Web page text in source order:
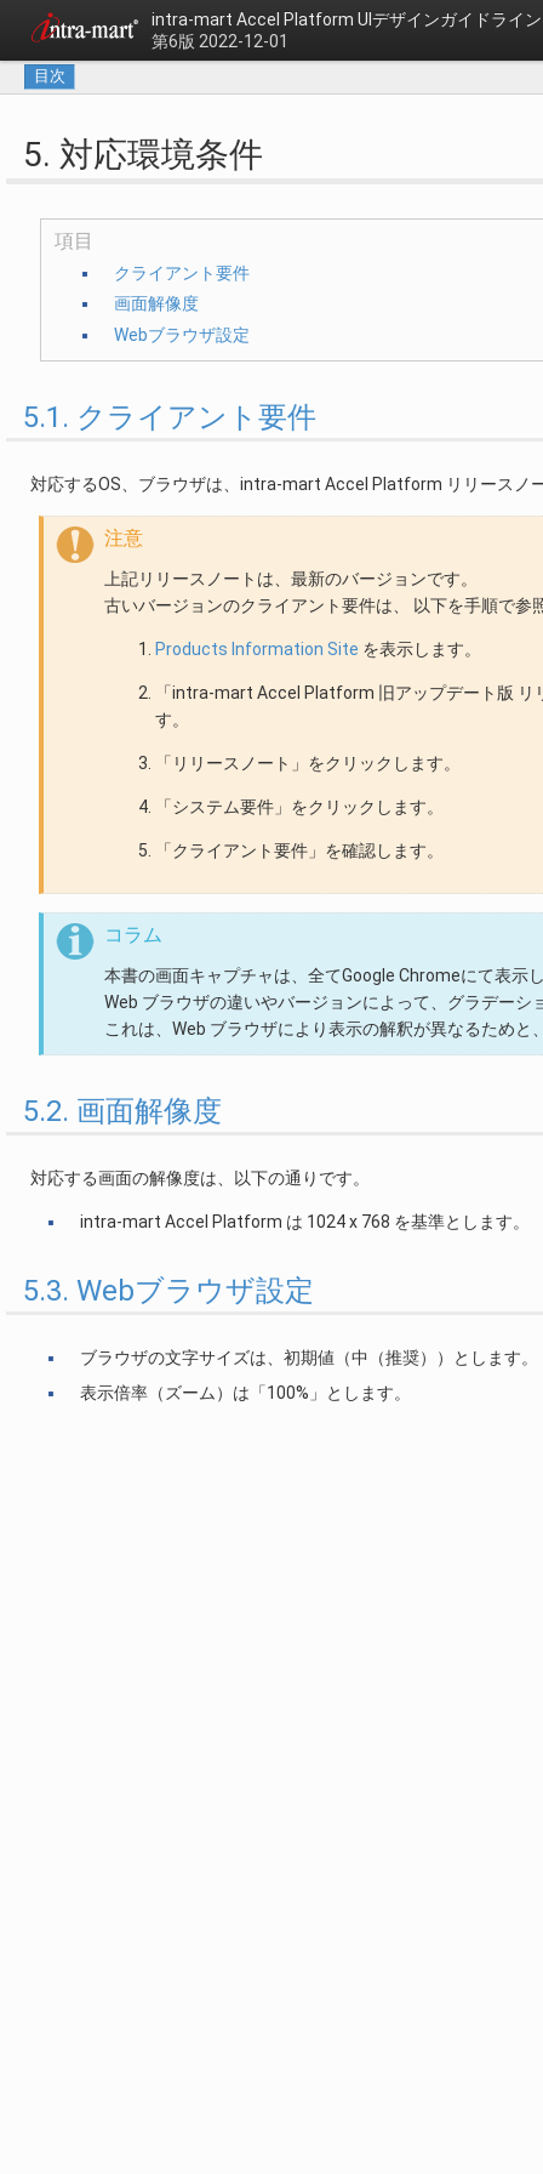
intra-mart Accel Platform UIデザインガイドライ
第6版 2022-12-01
目次
5. 対応環境条件
項目
クライアント要件
画面解像度
Webブラウザ設定
5.1. クライアント要件
対応するOS、ブラウザは、intra-mart Accel Platform リリースノ
注意
上記リリースノートは、最新のバージョンです。
古いバージョンのクライアント要件は、 以下を手順で参
Products Information Site を表示します。
「intra-mart Accel Platform 旧アップデート版
す。
「リリースノート」をクリックします。
「システム要件」をクリックします。
「クライアント要件」を確認します。
コラム
本書の画面キャプチャは、全てGoogle Chromeにて表示
Web ブラウザの違いやバージョンによって、グラデー
これは、Web ブラウザにより表示の解釈が異なるため
5.2. 画面解像度
対応する画面の解像度は、以下の通りです。
intra-mart Accel Platform は 1024 x 768 を基準とします。
5.3. Webブラウザ設定
ブラウザの文字サイズは、初期値（中（推奨））とします。
表示倍率（ズーム）は「100%」とします。